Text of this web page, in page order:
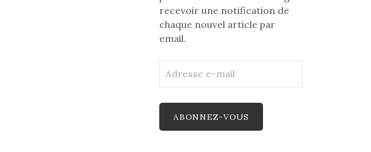
recevoir une notification de
chaque nouvel article par
email.
e-
ABONNEZ-VOUS